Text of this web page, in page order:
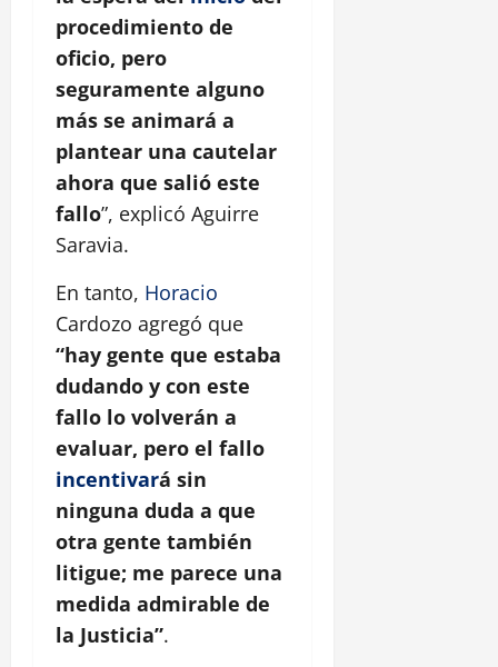
procedimiento de
oficio, pero
seguramente alguno
más se animará a
plantear una cautelar
ahora que salió este
fallo”, explicó Aguirre
Saravia.
En tanto, Horacio
Cardozo agregó que
“hay gente que estaba
dudando y con este
fallo lo volverán a
evaluar, pero el fallo
incentivará sin
ninguna duda a que
otra gente también
litigue; me parece una
medida admirable de
la Justicia”.